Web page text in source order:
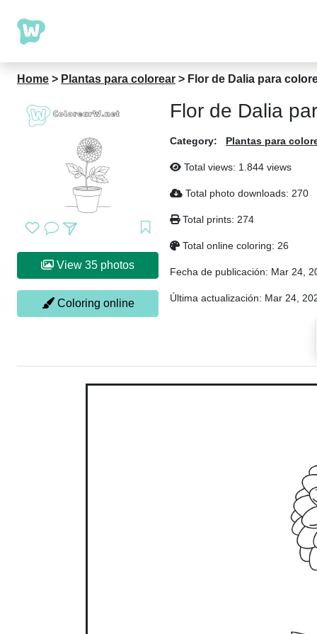
Home > Plantas para colorear > Flor de Dalia para
View 35 photos
Coloring online
Flor de Dalia
Category: Plantas para
Total views: 1.844 views
Total photo downloads: 270
Total prints: 274
Total online coloring: 26
Fecha de publicación: Mar 24,
Última actualización: Mar 24,